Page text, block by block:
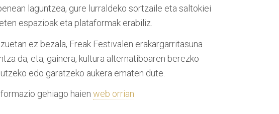
laguntzea, gure lurraldeko sortzaile eta saltokiei
espazioak eta plataformak erabiliz.
ez bezala, Freak Festivalen erakargarritasuna
da, eta, gainera, kultura alternatiboaren berezko
edo garatzeko aukera ematen dute.
gehiago haien web orrian